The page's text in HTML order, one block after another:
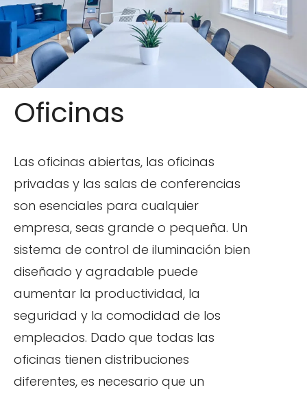
Oficinas
Las oficinas abiertas, las oficinas
privadas y las salas de conferencias
son esenciales para cualquier
empresa, seas grande o pequeña. Un
sistema de control de iluminación bien
diseñado y agradable puede
aumentar la productividad, la
seguridad y la comodidad de los
empleados. Dado que todas las
oficinas tienen distribuciones
diferentes, es necesario que un